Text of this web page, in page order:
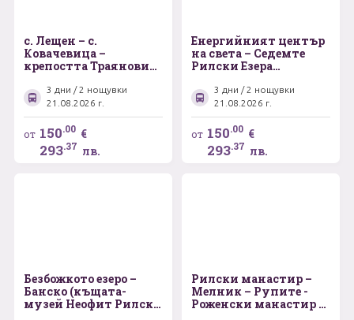
с. Лещен – с.
Ковачевица –
крепостта Траянови
танцуващи мечки в
град Белица -
Червената църква –
Крепостта
3 дни / 2 нощувки
21.08.2026 г.
от 150.00 €
293.37 лв.
Енергийният център
на света – Седемте
Рилски Езера
езера - Овчаренски
вдопад - Сепарева
баня - Цари Мали
град)
3 дни / 2 нощувки
21.08.2026 г.
от 150.00 €
293.37 лв.
Безбожкото езеро –
Банско (къщата-
музей Неофит Рилски
Рилски манастир –
Мелник – Рупите -
Роженски манастир -